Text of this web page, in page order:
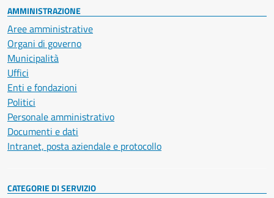
AMMINISTRAZIONE
Aree amministrative
Organi di governo
Municipalità
Uffici
Enti e fondazioni
Politici
Personale amministrativo
Documenti e dati
Intranet, posta aziendale e protocollo
CATEGORIE DI SERVIZIO